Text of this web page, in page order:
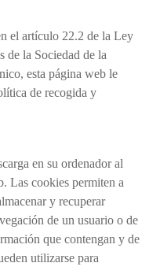
el artículo 22.2 de la Ley
de la Sociedad de la
esta página web le
de recogida y
en su ordenador al
Las cookies permiten a
y recuperar
de un usuario o de
que contengan y de
utilizarse para